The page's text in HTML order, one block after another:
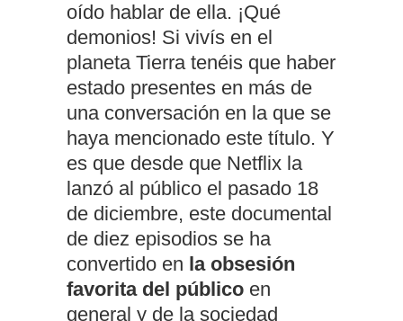
oído hablar de ella. ¡Qué
demonios! Si vivís en el
planeta Tierra tenéis que haber
estado presentes en más de
una conversación en la que se
haya mencionado este título. Y
es que desde que Netflix la
lanzó al público el pasado 18
de diciembre, este documental
de diez episodios se ha
convertido en la obsesión
favorita del público en
general y de la sociedad